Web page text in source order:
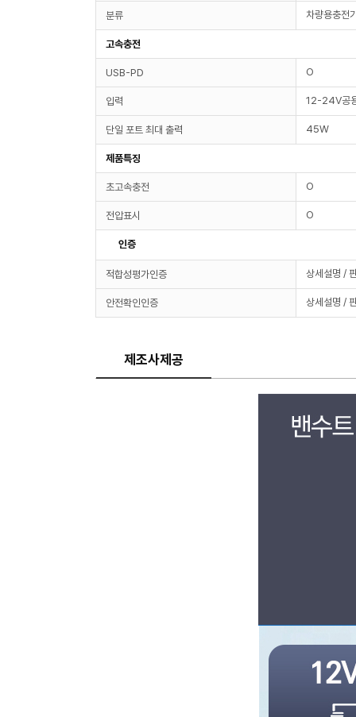
분류 차량용충전
고속충전
USB-PD O
입력 12-24V공
단일 포트 최대 출력 45W
제품특징
초고속충전 O
전압표시 O
인증
적합성평가인증 상세설명 /
안전확인인증 상세설명 /
제조사제공